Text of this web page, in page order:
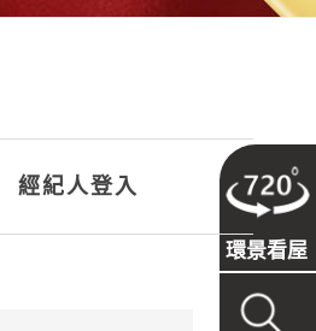
經紀人登入
環景看屋